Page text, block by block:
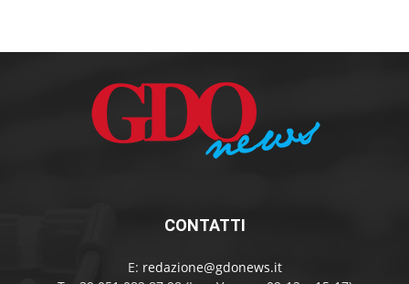
CONTATTI
E: redazione@gdonews.it